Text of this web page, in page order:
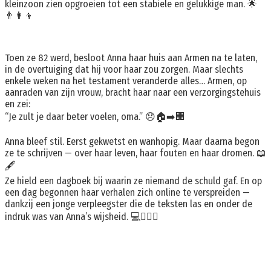
kleinzoon zien opgroeien tot een stabiele en gelukkige man. 🌟
👨‍👩‍👦
Toen ze 82 werd, besloot Anna haar huis aan Armen na te laten,
in de overtuiging dat hij voor haar zou zorgen. Maar slechts
enkele weken na het testament veranderde alles… Armen, op
aanraden van zijn vrouw, bracht haar naar een verzorgingstehuis
en zei:
“Je zult je daar beter voelen, oma.” 😞🏠➡️🏢
Anna bleef stil. Eerst gekwetst en wanhopig. Maar daarna begon
ze te schrijven — over haar leven, haar fouten en haar dromen. 📖
🖋️
Ze hield een dagboek bij waarin ze niemand de schuld gaf. En op
een dag begonnen haar verhalen zich online te verspreiden —
dankzij een jonge verpleegster die de teksten las en onder de
indruk was van Anna’s wijsheid. 💻👩‍⚕️✨